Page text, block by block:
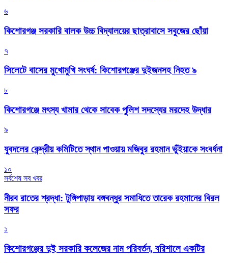
৬
কিশোরগঞ্জ সরকারি বালক উচ্চ বিদ্যালয়ের ছাত্রাবাসে সবুজের ছোঁয়া
৭
সিলেটে বাসের মুখোমুখি সংঘর্ষ: কিশোরগঞ্জের দুইজনসহ নিহত ৯
৮
কিশোরগঞ্জে মৎস্য খামার থেকে সাবেক পুলিশ সদস্যের মরদেহ উদ্ধার
৯
যুবদলের কেন্দ্রীয় কমিটিতে স্থান পাওয়ায় মজিবুর রহমান ভুঁইয়াকে সংবর্ধনা
১০
সর্বশেষ সব খবর
নীরব রাতের শ্রদ্ধা: টুঙ্গিপাড়ায় বঙ্গবন্ধুর সমাধিতে তারেক রহমানের বিরল
সফর
১
কিশোরগঞ্জের দুই সরকারি কলেজের নাম পরিবর্তন, বরিশালে একটির